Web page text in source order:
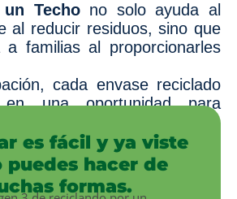
Techono solo ayuda al
al reducir residuos, sino que
a familias al proporcionarles
cada envase reciclado
una oportunidad para
mejor.
es fácil y ya viste
puedes hacer de
formas.